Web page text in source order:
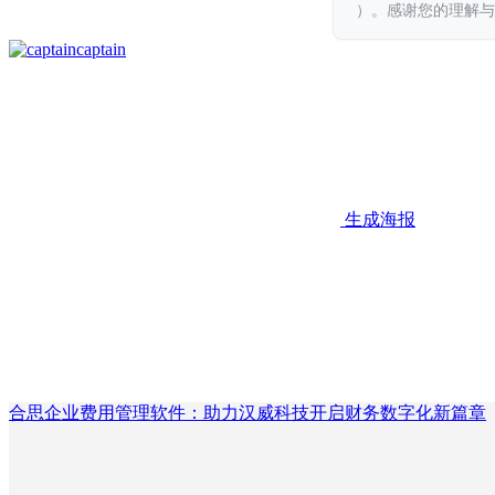
）。感谢您的理解
captain
生成海报
合思企业费用管理软件：助力汉威科技开启财务数字化新篇章